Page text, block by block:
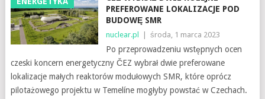
PREFEROWANE LOKALIZACJE POD
BUDOWĘ SMR
nuclear.pl środa, 1 marca 2023
Po przeprowadzeniu wstępnych ocen
czeski koncern energetyczny ČEZ wybrał dwie preferowane
lokalizacje małych reaktorów modułowych SMR, które oprócz
pilotażowego projektu w Temelíne mogłyby powstać w Czechach.